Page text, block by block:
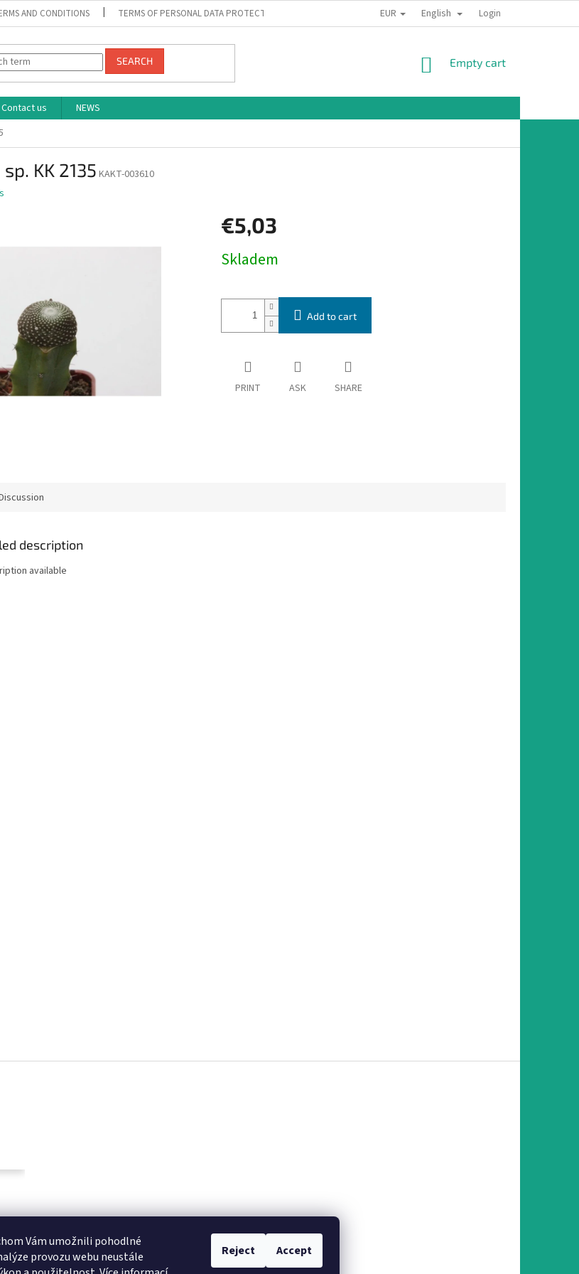
Vám umožnili pohodlné
provozu webu neustále
Reject Accept
AND CONDITIONS TERMS OF PERSONAL DATA PROTECTION EUR English Login
SEARCH
SHOPPING
Empty cart
Contact us
NEWS
KK 2135KAKT-003610
€5,03
price:
Skladem
Add to cart
PRINT ASK SHARE
description
available